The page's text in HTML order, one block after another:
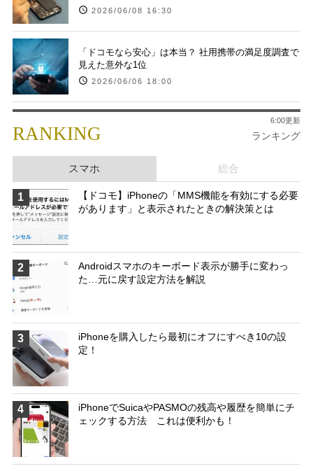
2026/06/08 16:30
「ドコモなら安心」は本当？ 社用携帯の満足度調査で
見えた意外な1位
2026/06/06 18:00
RANKING ランキング
6:00更新
スマホ 総合
1
【ドコモ】iPhoneの「MMS機能を有効にする必要
があります」と表示されたときの解決策とは
2
Androidスマホのキーボード表示が勝手に変わっ
た…元に戻す設定方法を解説
3
iPhoneを購入したら最初にオフにすべき10の設
定！
4
iPhoneでSuicaやPASMOの残高や履歴を簡単にチ
ェックする方法 これは便利かも！